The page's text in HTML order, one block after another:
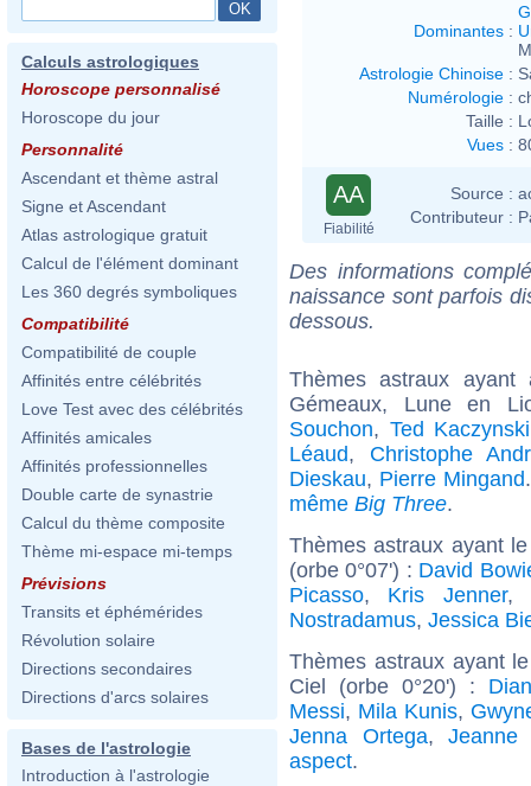
Calculs astrologiques
Horoscope personnalisé
Horoscope du jour
Personnalité
Ascendant et thème astral
Signe et Ascendant
Atlas astrologique gratuit
Calcul de l'élément dominant
Les 360 degrés symboliques
Compatibilité
Compatibilité de couple
Affinités entre célébrités
Love Test avec des célébrités
Affinités amicales
Affinités professionnelles
Double carte de synastrie
Calcul du thème composite
Thème mi-espace mi-temps
Prévisions
Transits et éphémérides
Révolution solaire
Directions secondaires
Directions d'arcs solaires
Bases de l'astrologie
Introduction à l'astrologie
Dominantes :
Astrologie Chinoise :
Numérologie :
Taille :
Vues :
AA
Fiabilité
Source :
Contributeur :
Des informations
naissance sont parfois
dessous.
Thèmes astraux
Gémeaux, Lune en
Souchon, Ted Kaczynski
Léaud, Christophe
Dieskau, Pierre Mingand
même Big Three.
Thèmes astraux ayant
(orbe 0°07') : David
Picasso, Kris Jenner,
Nostradamus, Jessica
Thèmes astraux ayant
Ciel (orbe 0°20') :
Messi, Mila Kunis,
Jenna Ortega, Jeanne
aspect.